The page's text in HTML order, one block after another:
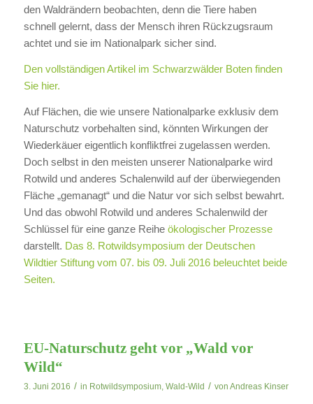
den Waldrändern beobachten, denn die Tiere haben
schnell gelernt, dass der Mensch ihren Rückzugsraum
achtet und sie im Nationalpark sicher sind.
Den vollständigen Artikel im Schwarzwälder Boten finden
Sie hier.
Auf Flächen, die wie unsere Nationalparke exklusiv dem
Naturschutz vorbehalten sind, könnten Wirkungen der
Wiederkäuer eigentlich konfliktfrei zugelassen werden.
Doch selbst in den meisten unserer Nationalparke wird
Rotwild und anderes Schalenwild auf der überwiegenden
Fläche „gemanagt“ und die Natur vor sich selbst bewahrt.
Und das obwohl Rotwild und anderes Schalenwild der
Schlüssel für eine ganze Reihe ökologischer Prozesse
darstellt. Das 8. Rotwildsymposium der Deutschen
Wildtier Stiftung vom 07. bis 09. Juli 2016 beleuchtet beide
Seiten.
EU-Naturschutz geht vor „Wald vor
Wild“
3. Juni 2016 / in Rotwildsymposium, Wald-Wild / von Andreas Kinser